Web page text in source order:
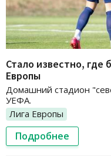
Стало известно, где
Европы
Домашний стадион
УЕФА.
Лига Европы
Подробнее